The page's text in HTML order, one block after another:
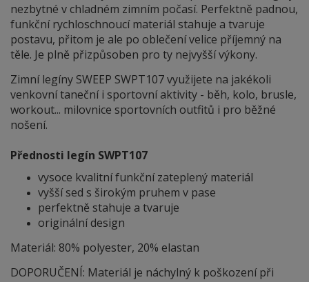
nezbytné v chladném zimním počasí. Perfektně padnou,
funkční rychloschnoucí materiál stahuje a tvaruje
postavu, přitom je ale po oblečení velice příjemný na
těle. Je plně přizpůsoben pro ty nejvyšší výkony.
Zimní legíny SWEEP SWPT107 využijete na jakékoli
venkovní taneční i sportovní aktivity - běh, kolo, brusle,
workout... milovnice sportovních outfitů i pro běžné
nošení.
Přednosti legín SWPT107
vysoce kvalitní funkční zateplený materiál
vyšší sed s širokým pruhem v pase
perfektně stahuje a tvaruje
originální design
Materiál: 80% polyester, 20% elastan
DOPORUČENÍ: Materiál je náchylný k poškození při